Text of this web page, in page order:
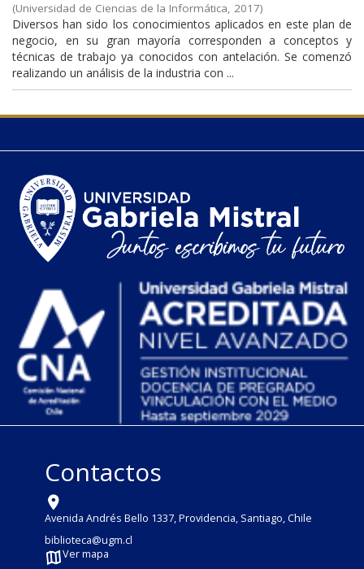
(Universidad de Ciencias de la Informática, 2017)
Diversos han sido los conocimientos aplicados en este plan de
negocio, en su gran mayoría corresponden a conceptos y
técnicas de trabajo ya conocidos con antelación. Se comenzó
realizando un análisis de la industria con ...
Contactos
Avenida Andrés Bello 1337, Providencia, Santiago, Chile
biblioteca@ugm.cl
Ver mapa